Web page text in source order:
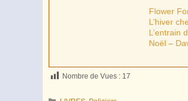
Flower
L’hiver
L’entrain
Noël –
Nombre de Vues : 17